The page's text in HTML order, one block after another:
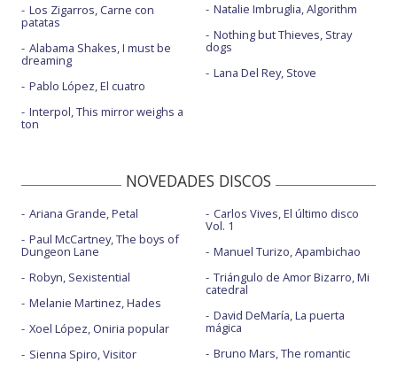
Los Zigarros, Carne con
patatas
Alabama Shakes, I must be
dreaming
Pablo López, El cuatro
Interpol, This mirror weighs a
ton
Natalie Imbruglia, Algorithm
Nothing but Thieves, Stray
dogs
Lana Del Rey, Stove
NOVEDADES DISCOS
Ariana Grande, Petal
Paul McCartney, The boys of
Dungeon Lane
Robyn, Sexistential
Melanie Martinez, Hades
Xoel López, Oniria popular
Sienna Spiro, Visitor
Carlos Vives, El último disco
Vol. 1
Manuel Turizo, Apambichao
Triángulo de Amor Bizarro, Mi
catedral
David DeMaría, La puerta
mágica
Bruno Mars, The romantic